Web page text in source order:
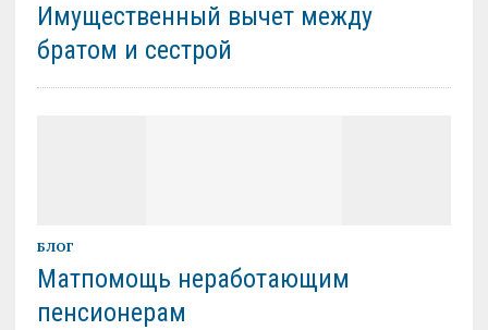
Имущественный вычет между
братом и сестрой
БЛОГ
Матпомощь неработающим
пенсионерам